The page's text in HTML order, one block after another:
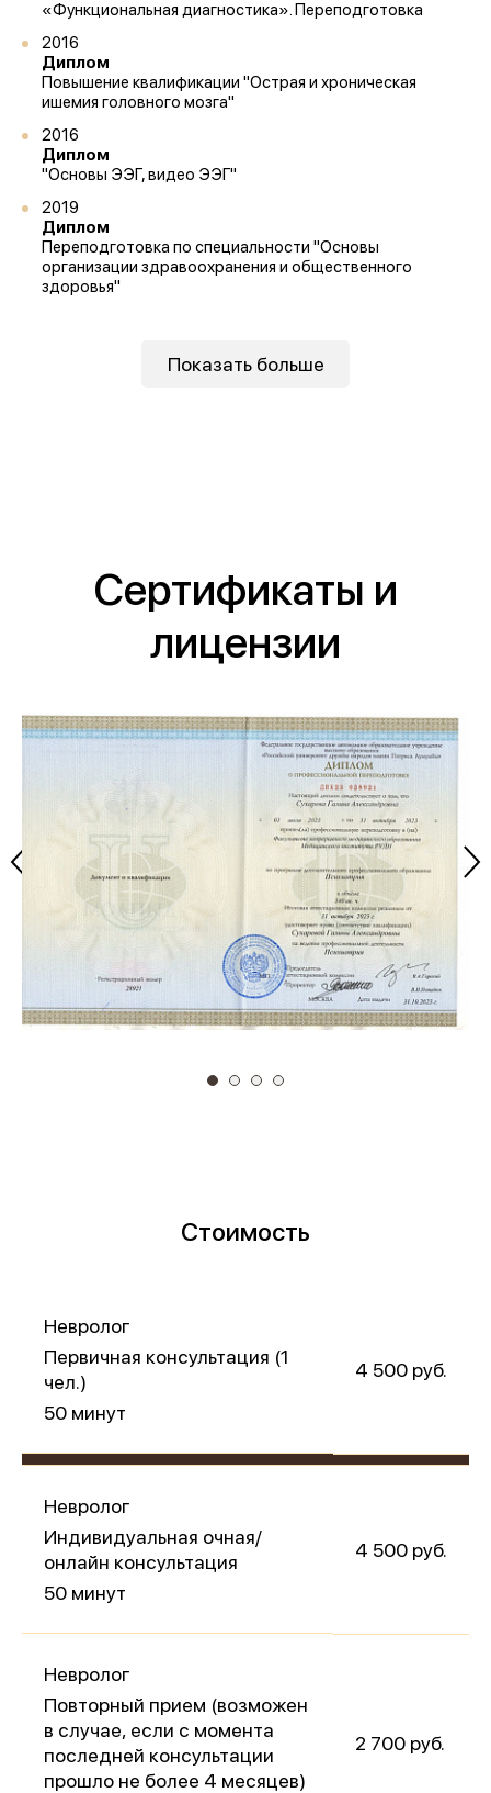
Организаторы:
Предыдущая победа:2-е место в той же номинации
Благодарим всех, кто принимал участие в нашем
«Функциональная диагностика». Переподготовка
2016
Диплом
Повышение квалификации "Острая и хроническая
ишемия головного мозга"
2016
Диплом
"Основы ЭЭГ, видео ЭЭГ"
2019
Диплом
Переподготовка по специальности "Основы
организации здравоохранения и общественного
здоровья"
Показать больше
Сертификаты и
лицензии
Стоимость
Невролог
Первичная консультация (1
чел.)
50 минут
4 500 руб.
Невролог
Индивидуальная очная/
онлайн консультация
50 минут
4 500 руб.
Невролог
Повторный прием (возможен
в случае, если с момента
последней консультации
прошло не более 4 месяцев)
2 700 руб.